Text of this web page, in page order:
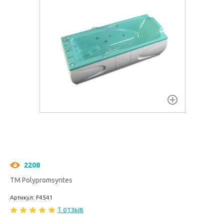
2208
ТМ Polypromsyntes
Артикул: F4541
1 отзыв